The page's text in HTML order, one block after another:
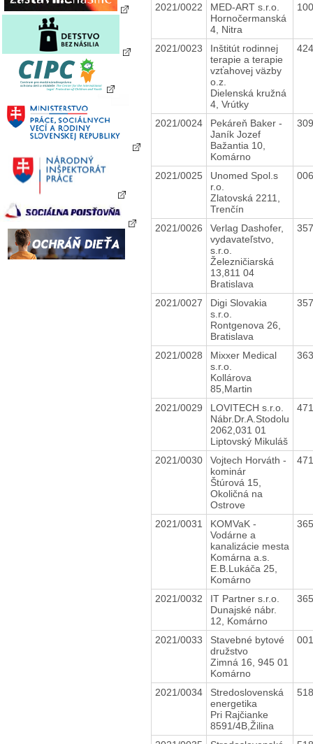
2021/0022
MED-ART s.r.o.
Hornočermanská
4, Nitra
2021/0023
Inštitút rodinnej
terapie a terapie
vzťahovej väzby
o.z.
Dielenská kružná
4, Vrútky
2021/0024
Pekáreň Baker -
Janík Jozef
Bažantia 10,
Komárno
2021/0025
Unomed Spol.s
r.o.
Zlatovská 2211,
Trenčín
2021/0026
Verlag Dashofer,
vydavateľstvo,
s.r.o.
Železničiarská
13,811 04
Bratislava
2021/0027
Digi Slovakia
s.r.o.
Rontgenova 26,
Bratislava
2021/0028
Mixxer Medical
s.r.o.
Kollárova
85,Martin
2021/0029
LOVITECH s.r.o.
Nábr.Dr.A.Stodolu
2062,031 01
Liptovský Mikuláš
2021/0030
Vojtech Horváth -
kominár
Štúrová 15,
Okoličná na
Ostrove
2021/0031
KOMVaK -
Vodárne a
kanalizácie mesta
Komárna a.s.
E.B.Lukáča 25,
Komárno
2021/0032
IT Partner s.r.o.
Dunajské nábr.
12, Komárno
2021/0033
Stavebné bytové
družstvo
Zimná 16, 945 01
Komárno
2021/0034
Stredoslovenská
energetika
Pri Rajčianke
8591/4B,Žilina